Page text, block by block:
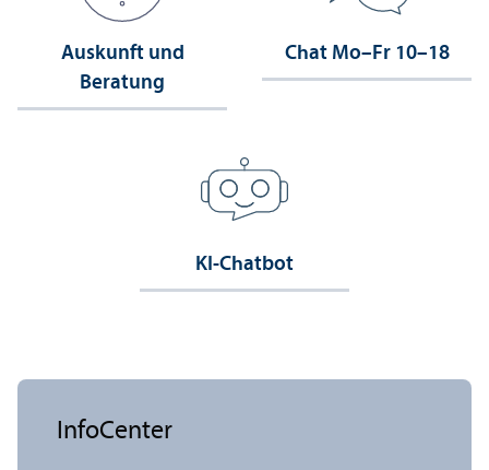
Auskunft und
Beratung
Chat Mo–Fr 10–18
KI-Chatbot
InfoCenter